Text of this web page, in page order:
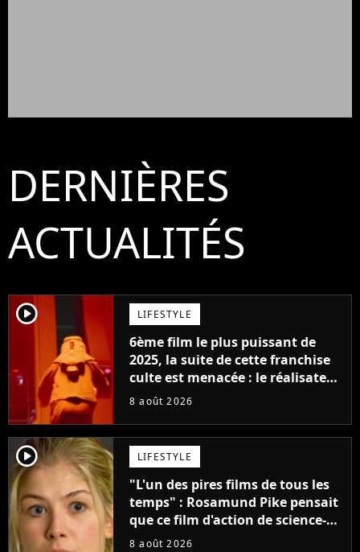
DERNIÈRES
ACTUALITÉS
player2 LIFESTYLE
6ème film le plus puissant de
2025, la suite de cette franchise
culte est menacée : le réalisateur
claque la porte pour "différends
8 août 2026
player2 LIFESTYLE
"L'un des pires films de tous les
temps" : Rosamund Pike pensait
que ce film d'action de science-
fiction avec Dwayne Johnson
8 août 2026